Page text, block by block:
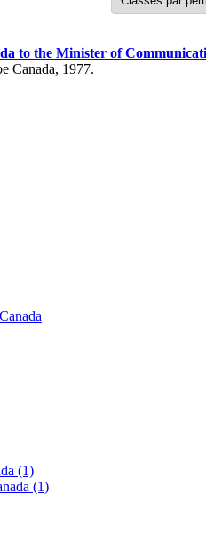
to the Minister of
Canada, 1977.
(1)
(1)